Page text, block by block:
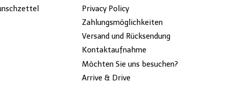
Privacy Policy
Zahlungsmöglichkeiten
Versand und Rücksendung
Kontaktaufnahme
Möchten Sie uns besuchen?
Arrive & Drive